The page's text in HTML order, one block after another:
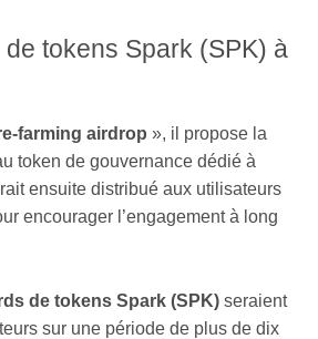
tokens Spark (SPK) à
farming airdrop », il propose la
token de gouvernance dédié à
ensuite distribué aux utilisateurs
encourager l’engagement à long
de tokens Spark (SPK) seraient
sur une période de plus de dix